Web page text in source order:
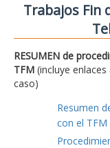
Trabajos Fin
RESUMEN de
TFM (incluye
caso)
Resumen
con el TFM